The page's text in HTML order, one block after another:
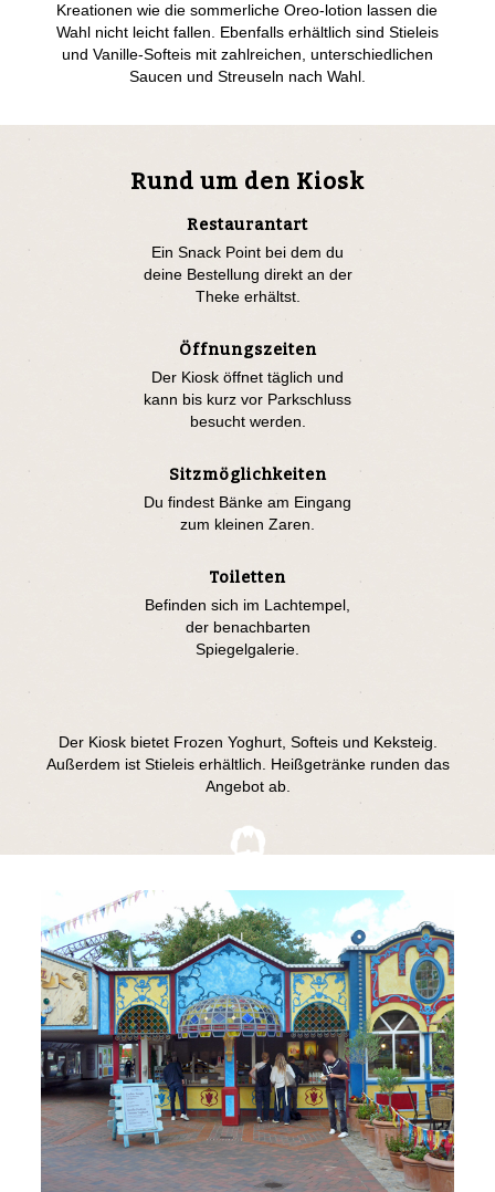
Kreationen wie die sommerliche Oreo-lotion lassen die
Wahl nicht leicht fallen. Ebenfalls erhältlich sind Stieleis
und Vanille-Softeis mit zahlreichen, unterschiedlichen
Saucen und Streuseln nach Wahl.
Rund um den Kiosk
Restaurantart
Ein Snack Point bei dem du
deine Bestellung direkt an der
Theke erhältst.
Öffnungszeiten
Der Kiosk öffnet täglich und
kann bis kurz vor Parkschluss
besucht werden.
Sitzmöglichkeiten
Du findest Bänke am Eingang
zum kleinen Zaren.
Toiletten
Befinden sich im Lachtempel,
der benachbarten
Spiegelgalerie.
Der Kiosk bietet Frozen Yoghurt, Softeis und Keksteig.
Außerdem ist Stieleis erhältlich. Heißgetränke runden das
Angebot ab.